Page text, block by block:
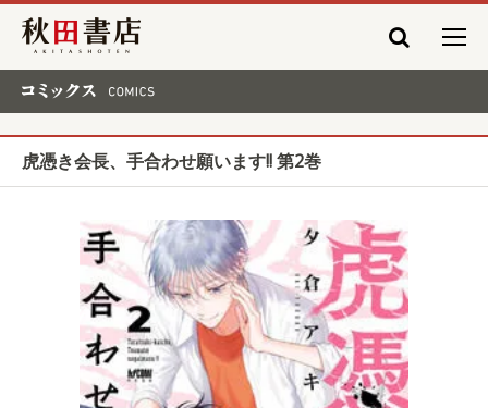
秋田書店
虎憑き会長、手合わせ願います!! 第2巻